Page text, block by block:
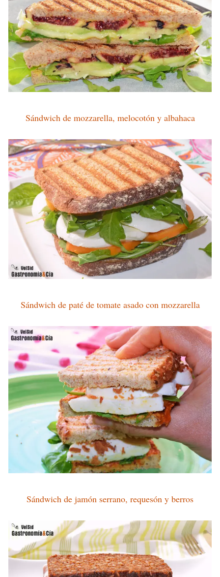
Sándwich de mozzarella, melocotón y albahaca
Sándwich de paté de tomate asado con mozzarella
Sándwich de jamón serrano, requesón y berros